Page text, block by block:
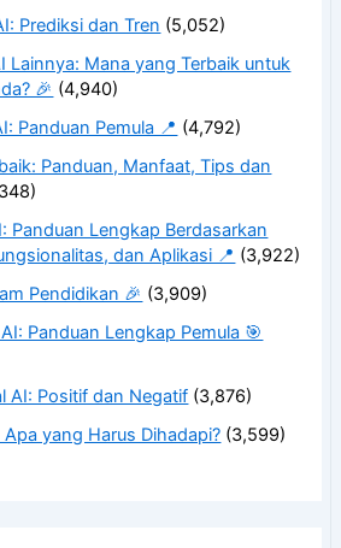
Prediksi dan Tren (5,052)
Lainnya: Mana yang Terbaik untuk
🎉 (4,940)
Panduan Pemula 📍 (4,792)
Panduan, Manfaat, Tips dan
Panduan Lengkap Berdasarkan
dan Aplikasi 📍 (3,922)
Pendidikan 🎉 (3,909)
Panduan Lengkap Pemula 🎯
AI: Positif dan Negatif (3,876)
yang Harus Dihadapi? (3,599)